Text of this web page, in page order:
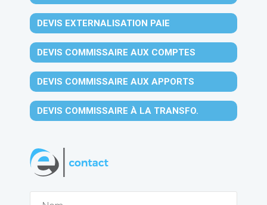
DEVIS EXTERNALISATION PAIE
DEVIS COMMISSAIRE AUX COMPTES
DEVIS COMMISSAIRE AUX APPORTS
DEVIS COMMISSAIRE À LA TRANSFO.